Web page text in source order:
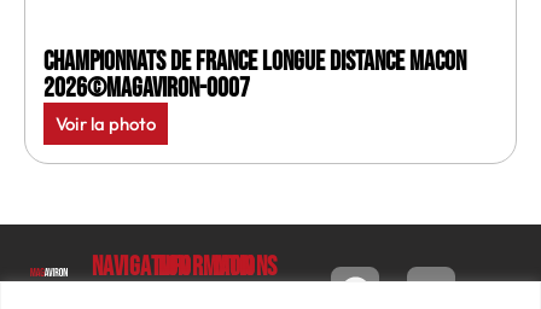
Championnats de France longue distance Macon
2026©MagAviron-0007
Voir la photo
NavigationInformations
Mon